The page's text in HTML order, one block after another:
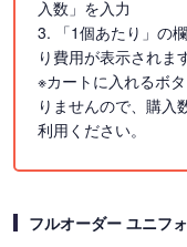
入数」を入力
3. 「1個あたり」の
り費用が表示されます
※カートに入れるボ
りませんので、購入
利用ください。
フルオーダー ユニフ